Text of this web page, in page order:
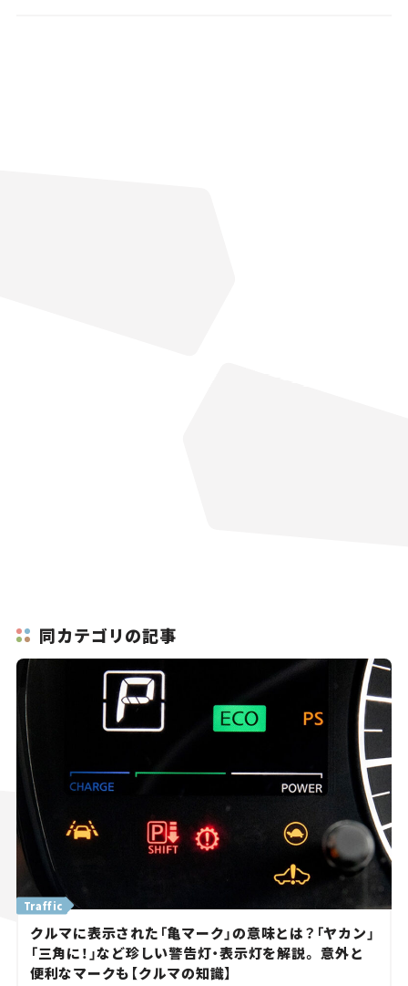
同カテゴリの記事
クルマに表示された「亀マーク」の意味とは？「ヤカン」
「三角に！」など珍しい警告灯・表示灯を解説。 意外と
便利なマークも【クルマの知識】
Traffic